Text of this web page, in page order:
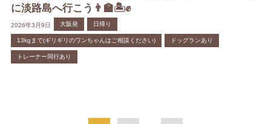
に淡路島へ行こう👨‍🏫🏝️✊
2026年3月9日 大阪発 日帰り
13kgまで(ギリギリのワンちゃんはご相談ください) ドッグランあり
トレーナー同行あり